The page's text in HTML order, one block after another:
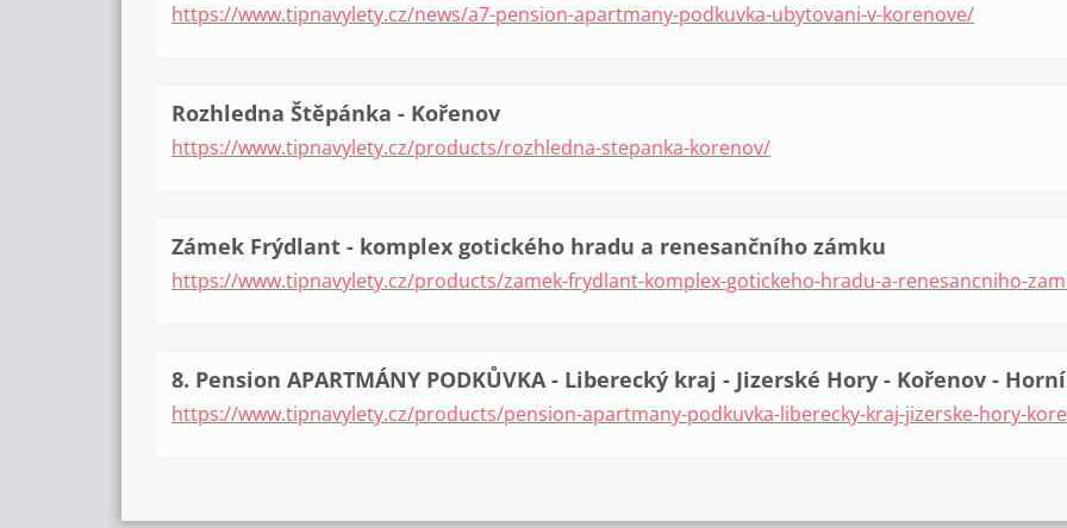
https://www.tipnavylety.cz/news/a7-pension-apartmany-podkuvka-ubytovani-v-korenove/
Rozhledna Štěpánka - Kořenov
https://www.tipnavylety.cz/products/rozhledna-stepanka-korenov/
Zámek Frýdlant - komplex gotického hradu a renesančního zámku
https://www.tipnavylety.cz/products/zamek-frydlant-komplex-gotickeho-hradu-a-renesancniho-
8. Pension APARTMÁNY PODKŮVKA - Liberecký kraj - Jizerské Hory - Kořenov -
https://www.tipnavylety.cz/products/pension-apartmany-podkuvka-liberecky-kraj-jizerske-hory-